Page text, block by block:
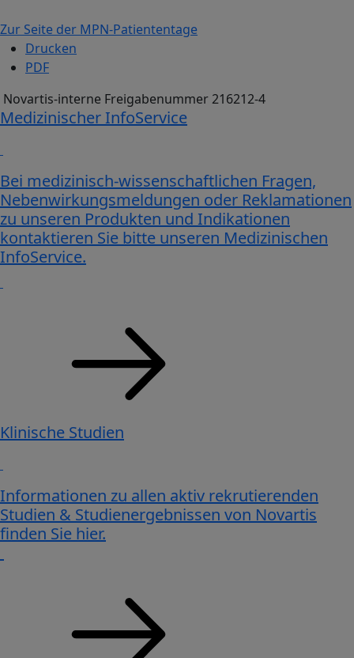
Zur Seite der MPN-Patiententage
Drucken
PDF
Novartis-interne Freigabenummer 216212-4
Medizinischer InfoService
Bei medizinisch-wissenschaftlichen Fragen,
Nebenwirkungsmeldungen oder Reklamationen
zu unseren Produkten und Indikationen
kontaktieren Sie bitte unseren Medizinischen
InfoService.
Klinische Studien
Informationen zu allen aktiv rekrutierenden
Studien & Studien­ergebnissen von Novartis
finden Sie hier.